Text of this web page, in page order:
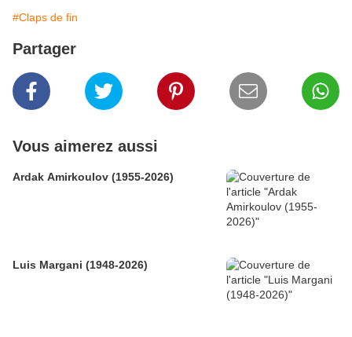
#Claps de fin
Partager
Vous aimerez aussi
Ardak Amirkoulov (1955-2026)
Luis Margani (1948-2026)